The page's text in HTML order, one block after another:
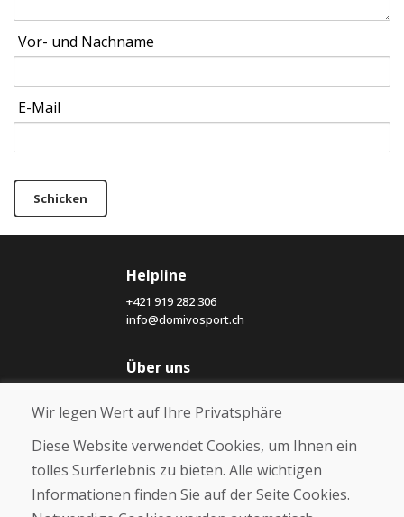
Vor- und Nachname
E-Mail
Schicken
Helpline
+421 919 282 306
info@domivosport.ch
Über uns
Über uns
Kontakt
Kaufen
Wir legen Wert auf Ihre Privatsphäre
Diese Website verwendet Cookies, um Ihnen ein
tolles Surferlebnis zu bieten. Alle wichtigen
Informationen finden Sie auf der Seite Cookies.